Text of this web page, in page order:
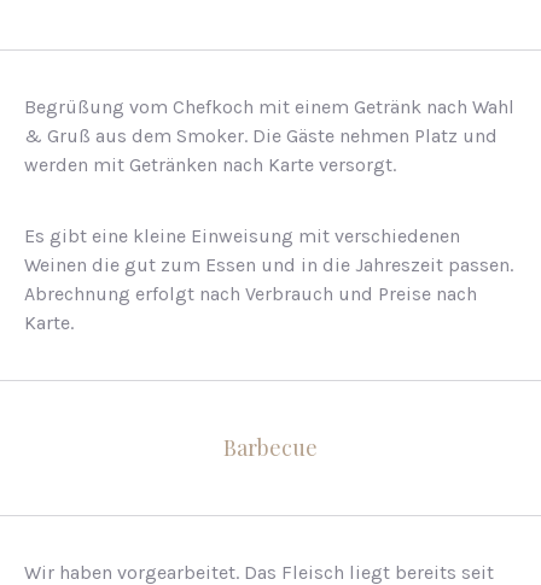
Begrüßung vom Chefkoch mit einem Getränk nach Wahl
& Gruß aus dem Smoker. Die Gäste nehmen Platz und
werden mit Getränken nach Karte versorgt.
Es gibt eine kleine Einweisung mit verschiedenen
Weinen die gut zum Essen und in die Jahreszeit passen.
Abrechnung erfolgt nach Verbrauch und Preise nach
Karte.
Barbecue
Wir haben vorgearbeitet. Das Fleisch liegt bereits seit